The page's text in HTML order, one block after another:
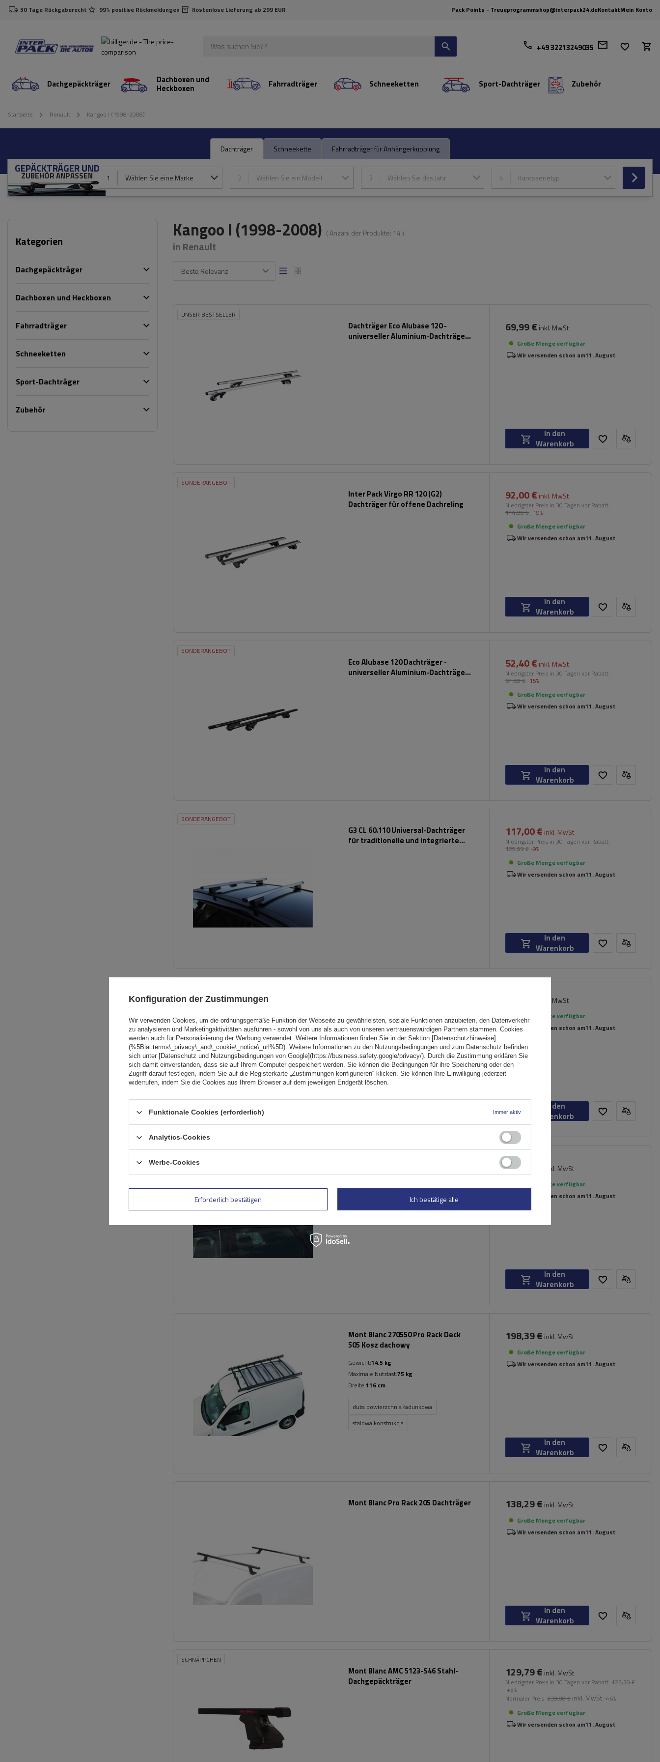
30 Tage Rückgaberecht 99% positive Rückmeldungen Kostenlose Lieferung ab 299 EUR Pack Points - Treueprogrammshop@interpack24.deKontaktMein Konto
+49 32213249035
Dachgepäckträger Dachboxen und
Heckboxen Fahrradträger Schneeketten Sport-Dachträger Zubehör
Startseite Renault Kangoo I (1998-2008)
Dachträger Schneekette Fahrradträger für Anhängerkupplung
GEPÄCKTRÄGER UND
ZUBEHÖR ANPASSEN 1 Wählen Sie eine Marke 2 Wählen Sie ein Modell 3 Wählen Sie das Jahr 4 Karosserietyp
Kategorien
Dachgepäckträger
Dachboxen und Heckboxen
Fahrradträger
Schneeketten
Sport-Dachträger
Zubehör
Kangoo I (1998-2008) ( Anzahl der Produkte: 14 )
in Renault
Beste Relevanz
UNSER BESTSELLER
Dachträger Eco Alubase 120 -
universeller Aluminium-Dachträger
69,99 € inkl. MwSt
Große Menge verfügbar
Wir versenden schon am11. August
In den
Warenkorb
SONDERANGEBOT
Inter Pack Virgo RR 120 (G2)
Dachträger für offene Dachreling
92,00 € inkl. MwSt
Niedrigster Preis in 30 Tagen vor Rabatt:
114,99 € -19%
Große Menge verfügbar
Wir versenden schon am11. August
In den
Warenkorb
SONDERANGEBOT
Eco Alubase 120 Dachträger -
universeller Aluminium-Dachträger
52,40 € inkl. MwSt
Niedrigster Preis in 30 Tagen vor Rabatt:
61,69 € -15%
Große Menge verfügbar
Wir versenden schon am11. August
In den
Warenkorb
SONDERANGEBOT
G3 CL 60.110 Universal-Dachträger
für traditionelle und integrierte
117,00 € inkl. MwSt
Niedrigster Preis in 30 Tagen vor Rabatt:
129,99 € -9%
Große Menge verfügbar
Wir versenden schon am11. August
In den
Warenkorb
Stahlreling
inkl. MwSt
Große Menge verfügbar
Wir versenden schon am11. August
In den
Warenkorb
traditionelle und integrierte
Aluminiumschienen
149,99 € inkl. MwSt
Große Menge verfügbar
Wir versenden schon am11. August
In den
Warenkorb
Mont Blanc 270550 Pro Rack Deck
505 Kosz dachowy
Gewicht:14,5 kg
Maximale Nutzlast:75 kg
Breite:116 cm
duża powierzchnia ładunkowa
stalowa konstrukcja
198,39 € inkl. MwSt
Große Menge verfügbar
Wir versenden schon am11. August
In den
Warenkorb
Mont Blanc Pro Rack 205 Dachträger 138,29 € inkl. MwSt
Große Menge verfügbar
Wir versenden schon am11. August
In den
Warenkorb
SCHNÄPPCHEN
Mont Blanc AMC 5123-S46 Stahl-
Dachgepäckträger
129,79 € inkl. MwSt
Niedrigster Preis in 30 Tagen vor Rabatt: 123,30 €
+5%
Normaler Preis: 239,00 € inkl. MwSt -46%
Große Menge verfügbar
Wir versenden schon am11. August
Konfiguration der Zustimmungen
Wir verwenden Cookies, um die ordnungsgemäße Funktion der Webseite zu gewährleisten, soziale Funktionen anzubieten, den Datenverkehr
zu analysieren und Marketingaktivitäten ausführen - sowohl von uns als auch von unseren vertrauenswürdigen Partnern stammen. Cookies
werden auch für Personalisierung der Werbung verwendet. Weitere Informationen finden Sie in der Sektion [Datenschutzhinweise]
(%5Biai:terms\_privacy\_and\_cookie\_notice\_url%5D). Weitere Informationen zu den Nutzungsbedingungen und zum Datenschutz befinden
sich unter [Datenschutz und Nutzungsbedingungen von Google](https://business.safety.google/privacy/). Durch die Zustimmung erklären Sie
sich damit einverstanden, dass sie auf Ihrem Computer gespeichert werden. Sie können die Bedingungen für ihre Speicherung oder den
Zugriff darauf festlegen, indem Sie auf die Registerkarte „Zustimmungen konfigurieren“ klicken. Sie können Ihre Einwilligung jederzeit
widerrufen, indem Sie die Cookies aus Ihrem Browser auf dem jeweiligen Endgerät löschen.
Funktionale Cookies (erforderlich) Immer aktiv
Analytics-Cookies
Werbe-Cookies
Erforderlich bestätigen Ich bestätige alle